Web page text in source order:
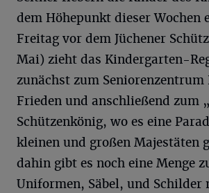
dem Höhepunkt dieser Wochen
Freitag vor dem Jüchener
Mai) zieht das Kindergarten-
zunächst zum Seniorenzentrum
Frieden und anschließend zum
Schützenkönig, wo es eine
kleinen und großen Majestäten
dahin gibt es noch eine Menge
Uniformen, Säbel, und Schilder